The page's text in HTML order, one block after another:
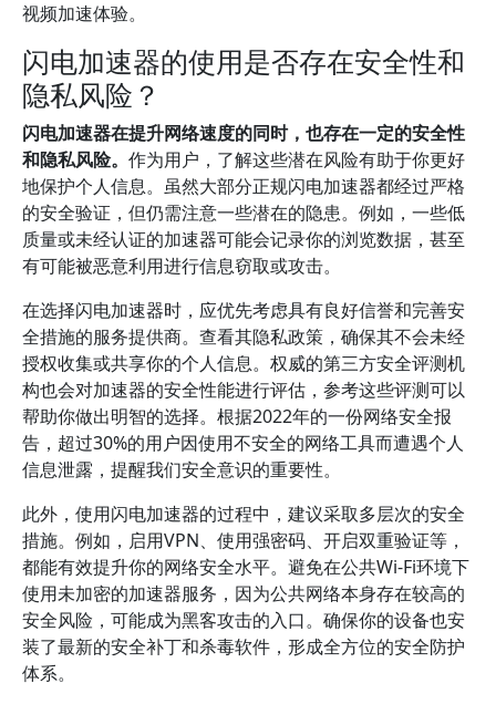
视频加速体验。
闪电加速器的使用是否存在安全性和
隐私风险？
闪电加速器在提升网络速度的同时，也存在一定的安全性
和隐私风险。 作为用户，了解这些潜在风险有助于你更好
地保护个人信息。虽然大部分正规闪电加速器都经过严格
的安全验证，但仍需注意一些潜在的隐患。例如，一些低
质量或未经认证的加速器可能会记录你的浏览数据，甚至
有可能被恶意利用进行信息窃取或攻击。
在选择闪电加速器时，应优先考虑具有良好信誉和完善安
全措施的服务提供商。查看其隐私政策，确保其不会未经
授权收集或共享你的个人信息。权威的第三方安全评测机
构也会对加速器的安全性能进行评估，参考这些评测可以
帮助你做出明智的选择。根据2022年的一份网络安全报
告，超过30%的用户因使用不安全的网络工具而遭遇个人
信息泄露，提醒我们安全意识的重要性。
此外，使用闪电加速器的过程中，建议采取多层次的安全
措施。例如，启用VPN、使用强密码、开启双重验证等，
都能有效提升你的网络安全水平。避免在公共Wi-Fi环境下
使用未加密的加速器服务，因为公共网络本身存在较高的
安全风险，可能成为黑客攻击的入口。确保你的设备也安
装了最新的安全补丁和杀毒软件，形成全方位的安全防护
体系。